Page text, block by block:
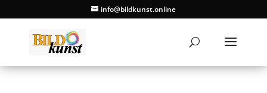
info@bildkunst.online